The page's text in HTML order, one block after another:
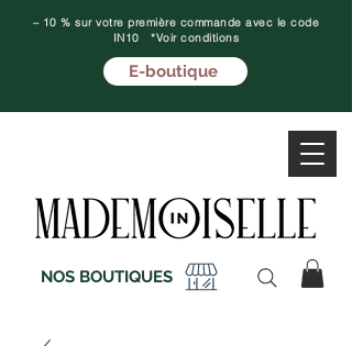
– 10 % sur votre première commande avec le code
IN10 *Voir conditions
E-boutique
NOS BOUTIQUES